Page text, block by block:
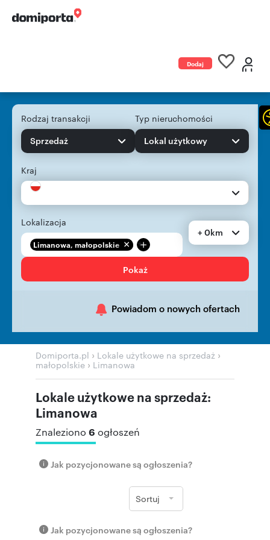
Dodaj
Rodzaj transakcji
Sprzedaż
Typ nieruchomości
Lokal użytkowy
Kraj
Lokalizacja
Limanowa, małopolskie +
+ 0km
Pokaż
Powiadom o nowych ofertach
Domiporta.pl › Lokale użytkowe na sprzedaż ›
małopolskie › Limanowa
Lokale użytkowe na sprzedaż:
Limanowa
Znaleziono 6 ogłoszeń
Jak pozycjonowane są ogłoszenia?
Sortuj
Jak pozycjonowane są ogłoszenia?